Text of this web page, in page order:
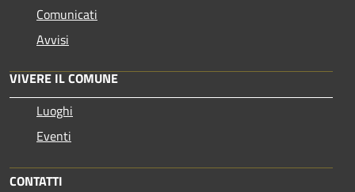
Comunicati
Avvisi
VIVERE IL COMUNE
Luoghi
Eventi
CONTATTI